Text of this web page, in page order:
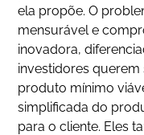
ela propõe. O
mensurável e
inovadora,
investidores
produto mínimo
simplificada do
para o cliente. Eles